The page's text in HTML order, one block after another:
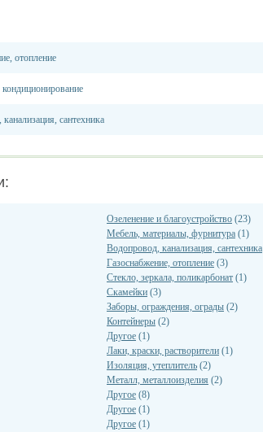
отопление
сантехника
Озеленение и благоустройство (23)
Мебель, материалы, фурнитура (1)
Водопровод, канализация, сантехника
Газоснабжение, отопление (3)
Стекло, зеркала, поликарбонат (1)
Скамейки (3)
Заборы, ограждения, ограды (2)
Контейнеры (2)
Другое (1)
Лаки, краски, растворители (1)
Изоляция, утеплитель (2)
Металл, металлоизделия (2)
Другое (8)
Другое (1)
Другое (1)